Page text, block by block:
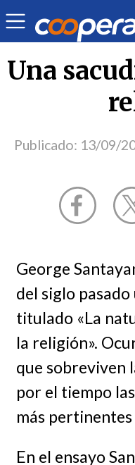
Opinión |
Una
Publicado: 13/09/
George
del siglo
titulado «La
la religión».
que sobreviven
por el tiempo
más
En el ensayo